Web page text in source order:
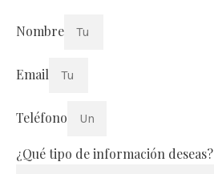
Nombre
Email
Teléfono
¿Qué tipo de información deseas?